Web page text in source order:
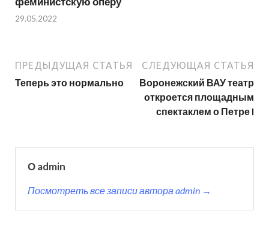
29.05.2022
ПРЕДЫДУЩАЯ СТАТЬЯ
Теперь это нормально
СЛЕДУЮЩАЯ СТАТЬЯ
Воронежский ВАУ театр
откроется площадным
спектаклем о Петре I
О admin
Посмотреть все записи автора admin →